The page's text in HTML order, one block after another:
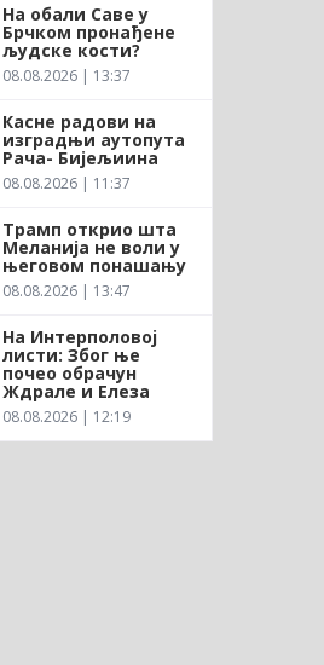
На обали Саве у
Брчком пронађене
људске кости?
08.08.2026 | 13:37
Касне радови на
изградњи аутопута
Рача- Бијељиина
08.08.2026 | 11:37
Трамп открио шта
Меланија не воли у
његовом понашању
08.08.2026 | 13:47
На Интерполовој
листи: Због ње
почео обрачун
Ждрале и Елеза
08.08.2026 | 12:19